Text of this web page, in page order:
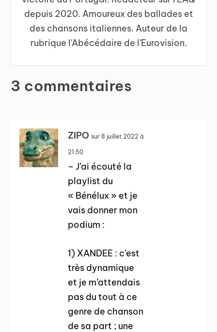
depuis 2020. Amoureux des ballades et
des chansons italiennes. Auteur de la
rubrique l'Abécédaire de l'Eurovision.
3 commentaires
ZIPO sur 8 juillet 2022 à
21:50
– J’ai écouté la
playlist du
« Bénélux » et je
vais donner mon
podium :
1) XANDEE : c’est
très dynamique
et je m’attendais
pas du tout à ce
genre de chanson
de sa part ; une